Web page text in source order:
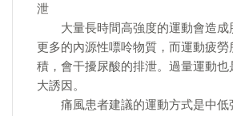
泄
大量長時間高強度的運動會造成
更多的內源性嘌呤物質，而運動疲勞
積，會干擾尿酸的排泄。過量運動也
大誘因。
痛風患者建議的運動方式是中低